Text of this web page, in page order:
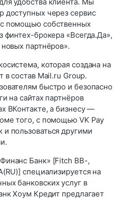
доступных через сервис
помощью собственных
финтех-брокера «Всегда.Да»,
партнёров».
которая создана на
в состав Mail.ru Group.
быстро и безопасно
на сайтах партнёров
ВКонтакте, а бизнесу —
того, с помощью VK Pay
пользоваться другими
Банк» [Fitch BB-,
специализируется на
банковских услуг в
Хоум Кредит предлагает